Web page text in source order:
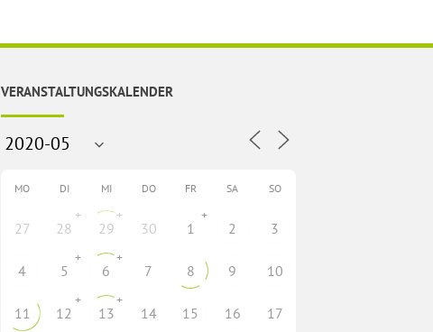
VERANSTALTUNGSKALENDER
MO DI MI DO FR SA SO
27 28
+
29
+
30 1
+
2 3
4 5
+
6
+
7 8 9 10
11 12
+
13
+
14 15 16 17